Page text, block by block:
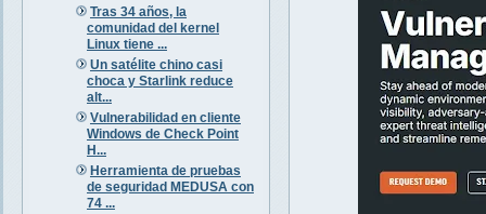
Tras 34 años, la
comunidad del kernel
Linux tiene ...
Un satélite chino casi
choca y Starlink reduce
alt...
Vulnerabilidad en cliente
Windows de Check Point
H...
Herramienta de pruebas
de seguridad MEDUSA con
74 ...